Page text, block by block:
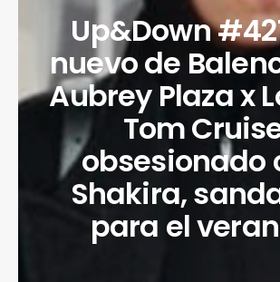
Up&Down
nuevo de
Aubrey Plaza x
Tom
obsesionado
Shakira,
para el